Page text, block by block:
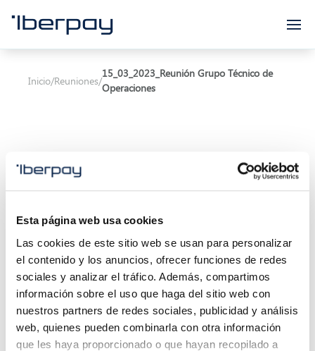
Esta página web usa cookies
Las cookies de este sitio web se usan para personalizar
el contenido y los anuncios, ofrecer funciones de redes
sociales y analizar el tráfico. Además, compartimos
información sobre el uso que haga del sitio web con
nuestros partners de redes sociales, publicidad y análisis
web, quienes pueden combinarla con otra información
que les haya proporcionado o que hayan recopilado a
Iberpay
Inicio/Reuniones/
15_03_2023_Reunión Grupo Técnico de
Operaciones
Inicio de la reunión:15/03/2023 11:00
Final de la reunión:15/03/2023 13:30
Localización:Calle Marqués de Villamagna 6, 3ª
planta 28001 Madrid (Oficina Iberpay) - Consejo
de Administración